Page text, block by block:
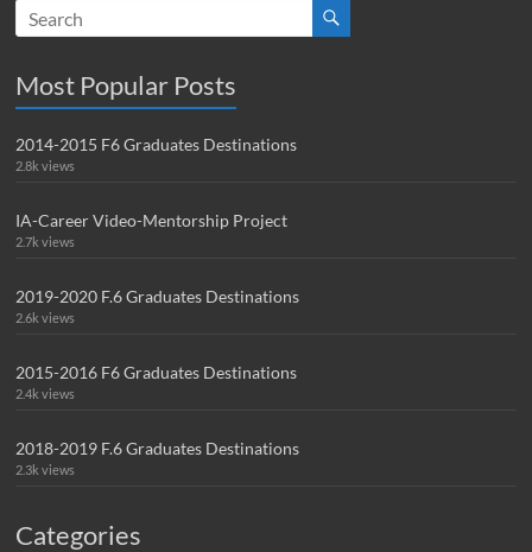
Most Popular Posts
2014-2015 F6 Graduates Destinations
2.8k views
IA-Career Video-Mentorship Project
2.7k views
2019-2020 F.6 Graduates Destinations
2.6k views
2015-2016 F6 Graduates Destinations
2.4k views
2018-2019 F.6 Graduates Destinations
2.3k views
Categories